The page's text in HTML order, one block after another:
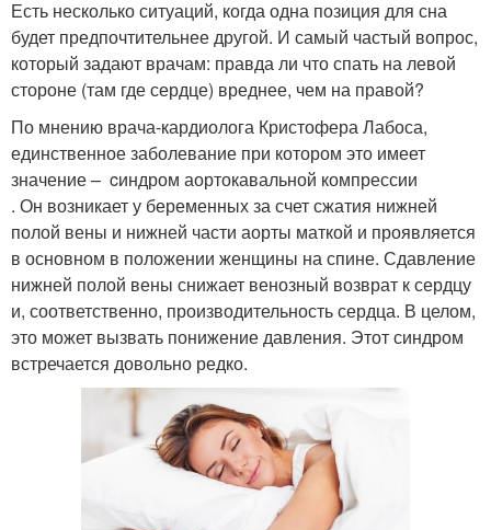
Есть несколько ситуаций, когда одна позиция для сна
будет предпочтительнее другой. И самый частый вопрос,
который задают врачам: правда ли что спать на левой
стороне (там где сердце) вреднее, чем на правой?
По мнению врача-кардиолога Кристофера Лабоса,
единственное заболевание при котором это имеет
значение – cиндром аортокавальной компрессии
. Он возникает у беременных за счет сжа­тия нижней
полой вены и нижней части аорты мат­кой и проявляется
в основном в положении женщины на спине. Сдавление
нижней полой вены снижает венозный возврат к серд­цу
и, соответственно, производительность сердца. В целом,
это может вызвать понижение давления. Этот синдром
встречается довольно редко.